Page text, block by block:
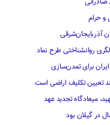
و حرام
آذربایجان‌شرقی
تعیین تکلیف اراضی است
در گیلان بود